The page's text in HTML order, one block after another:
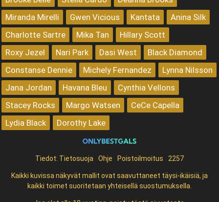
Miranda Mirelli
Gwen Vicious Kantata
Anina Silk
Charlotte Sartre
Mika Tan
Hillary Scott
Roxy Jezel
Nari Park Dasi West
Black Diamond
Constanse Dennie
Michely Fernandez
Lynna Nilsson
Jana Jordan
Havana Bleu
Cynthia Vellons
Stacey Rocks
Margo Watsen
CeCe Capella
Lydia Black
Dorothy Lake
Tiedot: Tietosuoja Ohje Poistoilmoitus 2257
Kaikki kuvissa näkyvät mallit ovat saavuttaneet täysi-ikäisiä, ja
kaikki toimet suoritetaan yhteisellä suostumuksella.